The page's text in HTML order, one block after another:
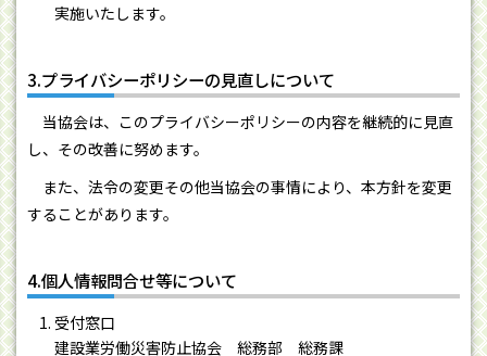
実施いたします。
3.プライバシーポリシーの見直しについて
当協会は、このプライバシーポリシーの内容を継続的に見直
し、その改善に努めます。
また、法令の変更その他当協会の事情により、本方針を変更
することがあります。
4.個人情報問合せ等について
受付窓口
建設業労働災害防止協会 総務部 総務課